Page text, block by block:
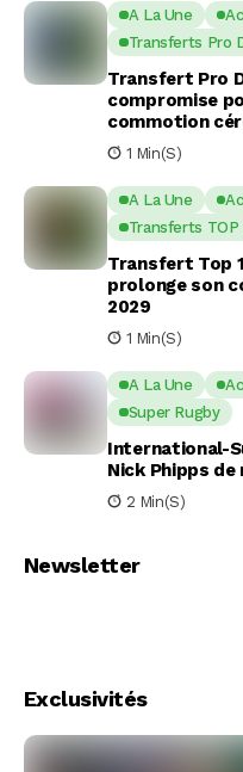
A La Une
Transferts Pro
Transfert Pro
compromise
commotion
1 Min(s)
A La Une
Transferts TOP
Transfert Top
prolonge son
2029
1 Min(s)
A La Une
Super Rugby
International-
Nick Phipps
2 Min(s)
Newsletter
Exclusivités